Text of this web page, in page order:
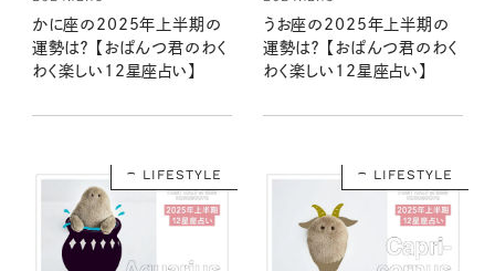
かに座の2025年上半期の
運勢は？ 【おぱんつ君のわく
わく楽しい12星座占い】
うお座の2025年上半期の
運勢は？ 【おぱんつ君のわく
わく楽しい12星座占い】
LIFESTYLE LIFESTYLE